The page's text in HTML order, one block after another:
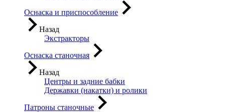
Оснаска и приспособление
Назад
Экстракторы
Оснаска станочная
Назад
Центры и задние бабки
Державки (накатки) и ролики
Патроны станочные